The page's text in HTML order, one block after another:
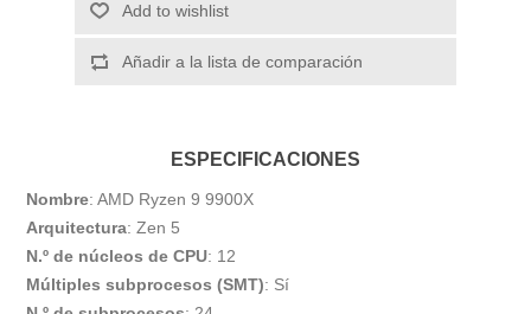
Add to wishlist
Añadir a la lista de comparación
ESPECIFICACIONES
Nombre: AMD Ryzen 9 9900X
Arquitectura: Zen 5
N.º de núcleos de CPU: 12
Múltiples subprocesos (SMT): Sí